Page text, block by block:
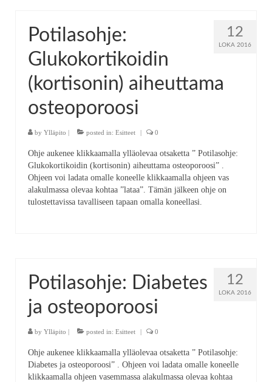
12
LOKA 2016
Potilasohje:
Glukokortikoidin
(kortisonin) aiheuttama
osteoporoosi
by Ylläpito | posted in: Esitteet | 0
Ohje aukenee klikkaamalla ylläolevaa otsaketta ” Potilasohje:
Glukokortikoidin (kortisonin) aiheuttama osteoporoosi” .
Ohjeen voi ladata omalle koneelle klikkaamalla ohjeen vas
alakulmassa olevaa kohtaa ”lataa”. Tämän jälkeen ohje on
tulostettavissa tavalliseen tapaan omalla koneellasi.
12
LOKA 2016
Potilasohje: Diabetes
ja osteoporoosi
by Ylläpito | posted in: Esitteet | 0
Ohje aukenee klikkaamalla ylläolevaa otsaketta ” Potilasohje:
Diabetes ja osteoporoosi” . Ohjeen voi ladata omalle koneelle
klikkaamalla ohjeen vasemmassa alakulmassa olevaa kohtaa